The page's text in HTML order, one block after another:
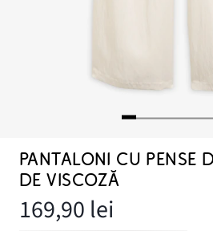
PANTALONI CU PENSE
DE VISCOZĂ
169,90 lei